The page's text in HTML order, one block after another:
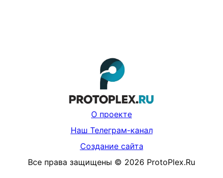
О проекте
Наш Телеграм-канал
Создание сайта
Все права защищены © 2026 ProtoPlex.Ru